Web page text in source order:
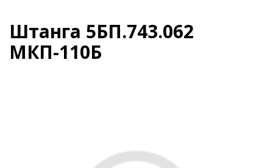
Штанга 5БП.743.062
МКП-110Б